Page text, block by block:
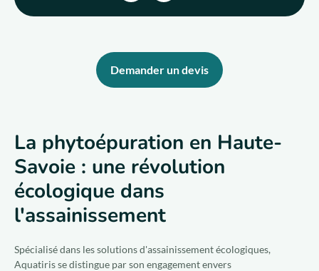
Demander un devis
La phytoépuration en Haute-
Savoie : une révolution
écologique dans
l'assainissement
Spécialisé dans les solutions d'assainissement écologiques,
Aquatiris se distingue par son engagement envers